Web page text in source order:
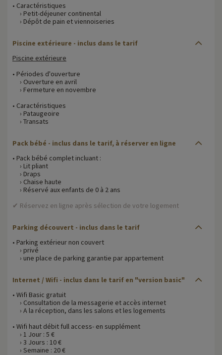
• Caractéristiques
› Petit-déjeuner continental
› Dépôt de pain et viennoiseries
Piscine extérieure - inclus dans le tarif
Piscine extérieure
• Périodes d'ouverture
› Ouverture en avril
› Fermeture en novembre
• Caractéristiques
› Pataugeoire
› Transats
Pack bébé - inclus dans le tarif, à réserver en ligne
• Pack bébé complet incluant :
› Lit pliant
› Draps
› Chaise haute
› Réservé aux enfants de 0 à 2 ans
✔ Réservez en ligne après sélection de votre logement
Parking découvert - inclus dans le tarif
• Parking extérieur non couvert
› privé
› une place de parking garantie par appartement
Internet / Wifi - inclus dans le tarif en "version basic"
• Wifi Basic gratuit
› Consultation de la messagerie et accès internet
› A la réception, dans les salons et les logements
• Wifi haut débit full access- en supplément
› 1 Jour : 5 €
› 3 Jours : 10 €
› Semaine : 20 €